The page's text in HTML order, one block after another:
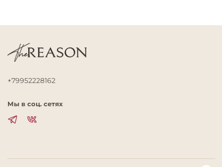
+79952228162
Мы в соц. сетях